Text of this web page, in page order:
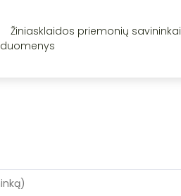
Žiniasklaidos priemonių savininkai
duomenys